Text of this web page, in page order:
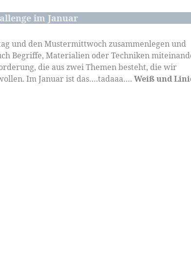
im Januar
und den Mustermittwoch zusammenlegen und
Begriffe, Materialien oder Techniken
die aus zwei Themen besteht, die wir
Im Januar ist das….tadaaa…. Weiß und